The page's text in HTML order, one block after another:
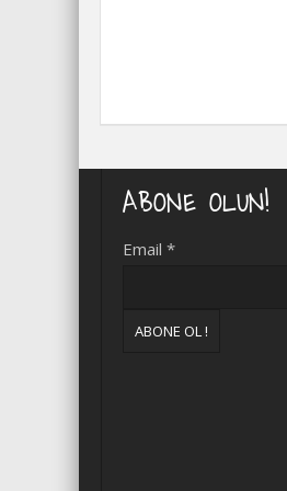
ABONE OLUN!
Email *